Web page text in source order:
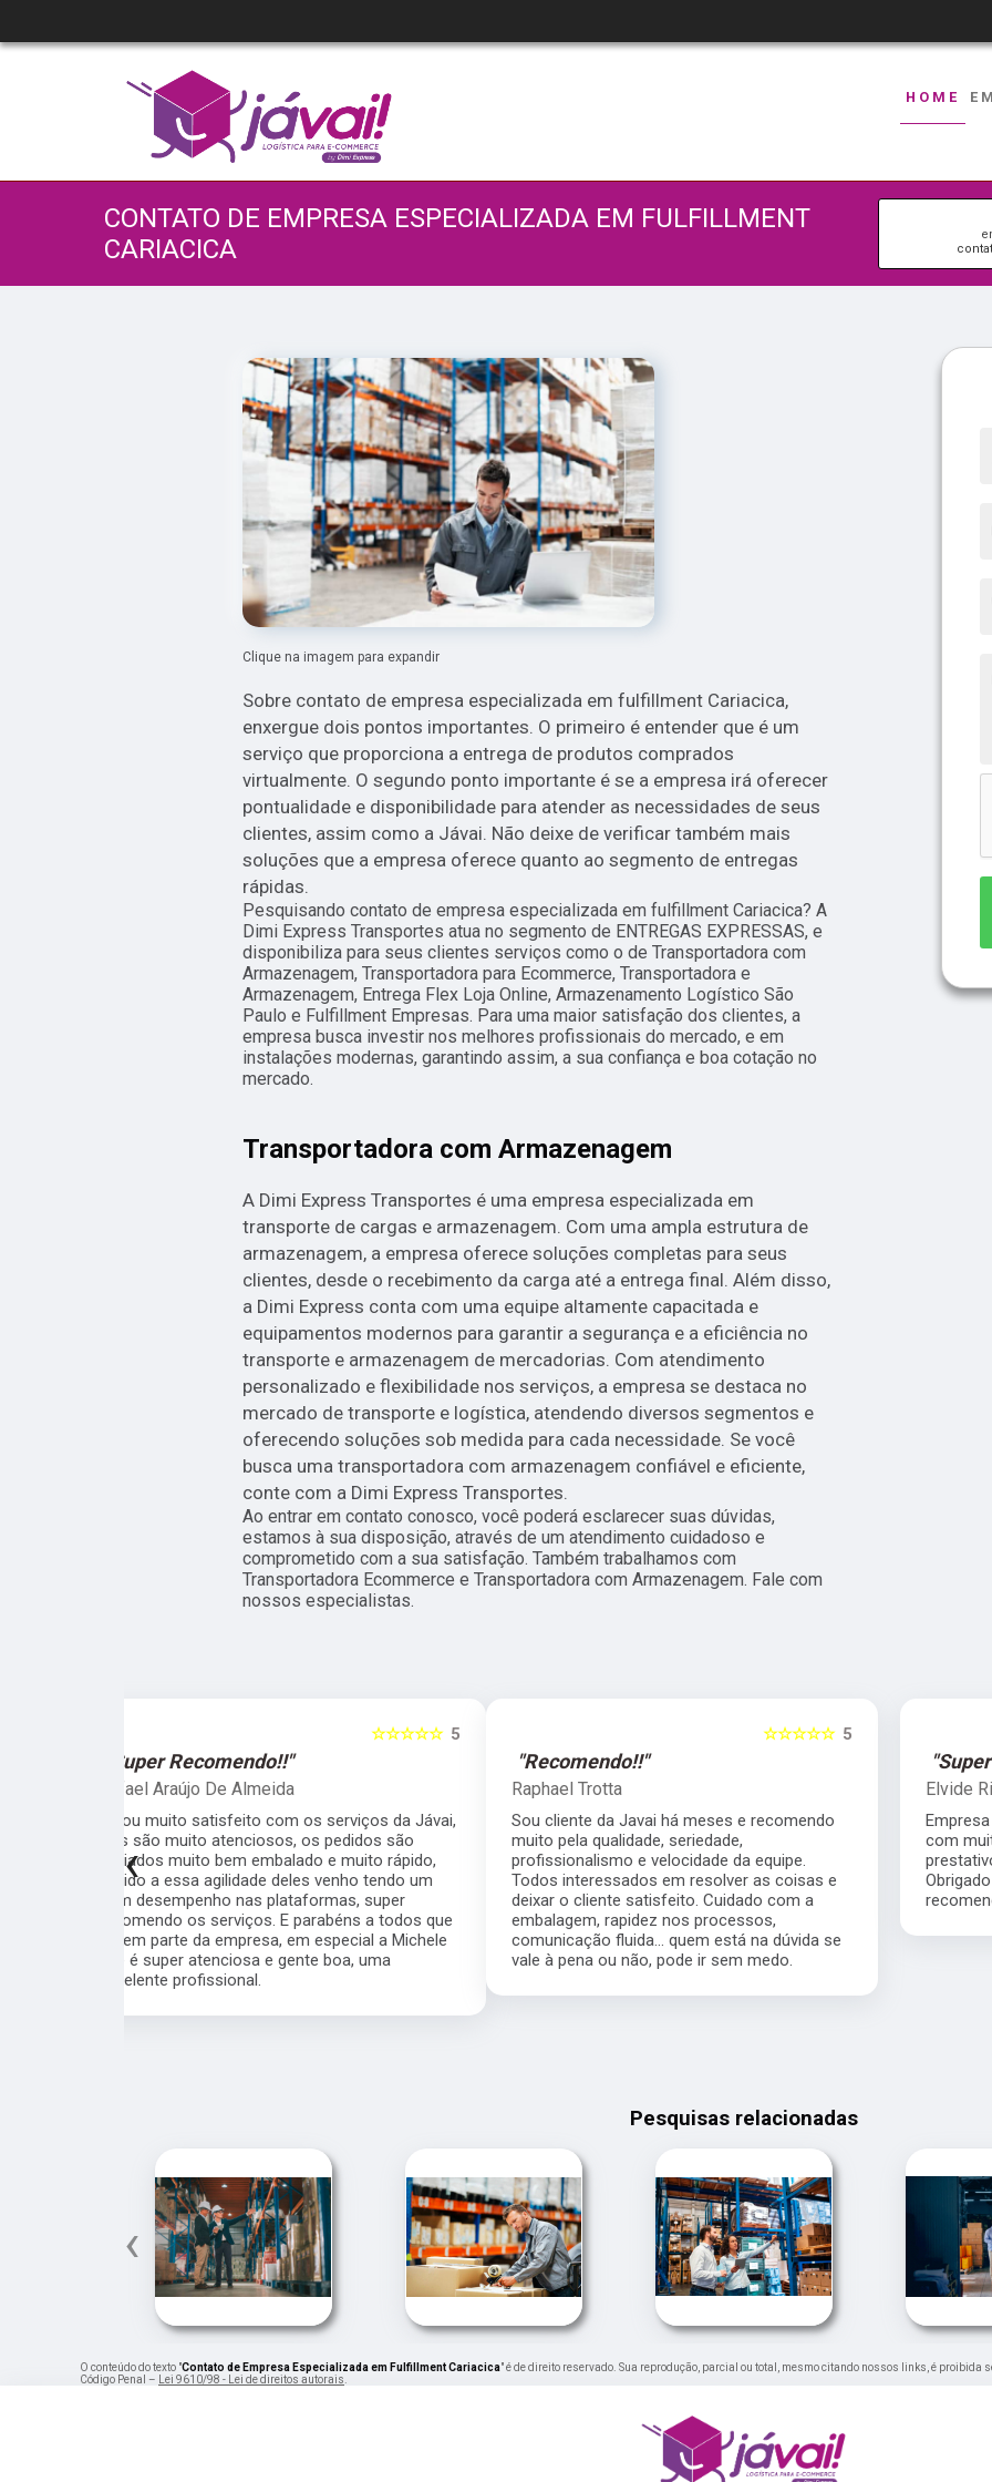
HOME
CONTATO DE EMPRESA ESPECIALIZADA EM FULFILLMENT
CARIACICA
Clique na imagem para expandir
Sobre contato de empresa especializada em fulfillment Cariacica,
enxergue dois pontos importantes. O primeiro é entender que é um
serviço que proporciona a entrega de produtos comprados
virtualmente. O segundo ponto importante é se a empresa irá oferecer
pontualidade e disponibilidade para atender as necessidades de seus
clientes, assim como a Jávai. Não deixe de verificar também mais
soluções que a empresa oferece quanto ao segmento de entregas
rápidas.
Pesquisando contato de empresa especializada em fulfillment Cariacica? A
Dimi Express Transportes atua no segmento de ENTREGAS EXPRESSAS, e
disponibiliza para seus clientes serviços como o de Transportadora com
Armazenagem, Transportadora para Ecommerce, Transportadora e
Armazenagem, Entrega Flex Loja Online, Armazenamento Logístico São
Paulo e Fulfillment Empresas. Para uma maior satisfação dos clientes, a
empresa busca investir nos melhores profissionais do mercado, e em
instalações modernas, garantindo assim, a sua confiança e boa cotação no
mercado.
Transportadora com Armazenagem
A Dimi Express Transportes é uma empresa especializada em
transporte de cargas e armazenagem. Com uma ampla estrutura de
armazenagem, a empresa oferece soluções completas para seus
clientes, desde o recebimento da carga até a entrega final. Além disso,
a Dimi Express conta com uma equipe altamente capacitada e
equipamentos modernos para garantir a segurança e a eficiência no
transporte e armazenagem de mercadorias. Com atendimento
personalizado e flexibilidade nos serviços, a empresa se destaca no
mercado de transporte e logística, atendendo diversos segmentos e
oferecendo soluções sob medida para cada necessidade. Se você
busca uma transportadora com armazenagem confiável e eficiente,
conte com a Dimi Express Transportes.
Ao entrar em contato conosco, você poderá esclarecer suas dúvidas,
estamos à sua disposição, através de um atendimento cuidadoso e
comprometido com a sua satisfação. Também trabalhamos com
Transportadora Ecommerce e Transportadora com Armazenagem. Fale com
nossos especialistas.
☆☆☆☆☆
"Recomendo!!"
Raphael Trotta
Sou cliente da Javai há meses e recomendo
muito pela qualidade, seriedade,
profissionalismo e velocidade da equipe.
Todos interessados em resolver as coisas e
deixar o cliente satisfeito. Cuidado com a
embalagem, rapidez nos processos,
comunicação fluida... quem está na dúvida se
vale à pena ou não, pode ir sem medo.
☆☆☆☆☆
"Super Recomendo!!!"
Elvide Ricardo Vitorino
Empresa altamente competente, me atendeu
com muita rapidez, motorista muito
prestativo, e valor que nos ajudou muito.
Obrigado pelos serviços prestados super
recomendo.
‹
Pesquisas relacionadas
‹
O conteúdo do texto "Contato de Empresa Especializada em Fulfillment Cariacica" é de direito reservado. Sua reprodução, parcial ou total, mesmo citando nossos links, é
Código Penal –
Lei 9610/98 - Lei de direitos autorais